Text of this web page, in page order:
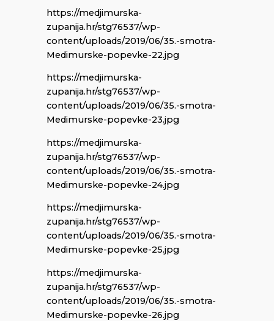
https://medjimurska-
zupanija.hr/stg76537/wp-
content/uploads/2019/06/35.-smotra-
Medimurske-popevke-22.jpg
https://medjimurska-
zupanija.hr/stg76537/wp-
content/uploads/2019/06/35.-smotra-
Medimurske-popevke-23.jpg
https://medjimurska-
zupanija.hr/stg76537/wp-
content/uploads/2019/06/35.-smotra-
Medimurske-popevke-24.jpg
https://medjimurska-
zupanija.hr/stg76537/wp-
content/uploads/2019/06/35.-smotra-
Medimurske-popevke-25.jpg
https://medjimurska-
zupanija.hr/stg76537/wp-
content/uploads/2019/06/35.-smotra-
Medimurske-popevke-26.jpg